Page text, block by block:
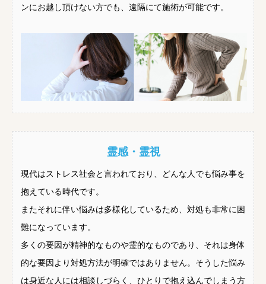
ンにお越し頂けない方でも、遠隔にて施術が可能です。
霊感・霊視
現代はストレス社会と言われており、どんな人でも悩み事を
抱えている時代です。
またそれに伴い悩みは多様化しているため、対処も非常に困
難になっています。
多くの要因が精神的なものや霊的なものであり、それは身体
的な要因より対処方法が明確ではありません。そうした悩み
は身近な人には相談しづらく、ひとりで抱え込んでしまう方